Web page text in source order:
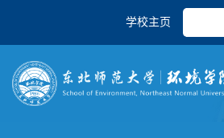
学校主页